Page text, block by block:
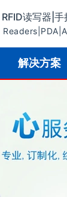
RFID读写器|
解决方案